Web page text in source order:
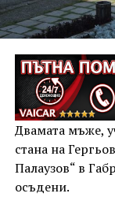
Двамата мъже,
стана на
Палаузов“ в
осъдени.